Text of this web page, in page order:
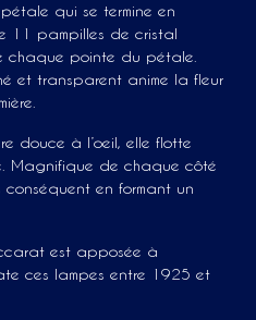
qui se termine en
11 pampilles de cristal
chaque pointe du pétale.
et transparent anime la fleur
douce à l’oeil, elle flotte
Magnifique de chaque côté
en formant un
est apposée à
ces lampes entre 1925 et